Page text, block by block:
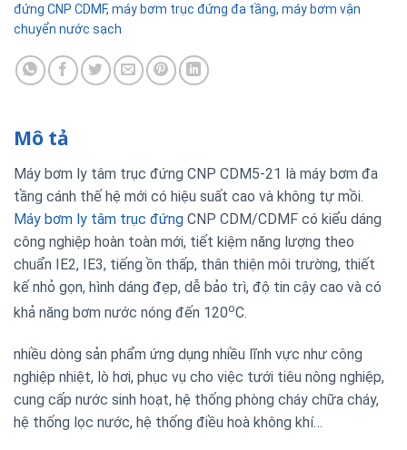
đứng CNP CDMF, máy bơm trục đứng đa tầng, máy bơm vận
chuyển nước sạch
Mô tả
Máy bơm ly tâm trục đứng CNP CDM5-21 là máy bơm đa
tầng cánh thế hệ mới có hiệu suất cao và không tự mồi.
Máy bơm ly tâm trục đứng CNP CDM/CDMF có kiểu dáng
công nghiệp hoàn toàn mới, tiết kiệm năng lượng theo
chuẩn IE2, IE3, tiếng ồn thấp, thân thiện môi trường, thiết
kế nhỏ gọn, hình dáng đẹp, dễ bảo trì, độ tin cậy cao và có
khả năng bơm nước nóng đến 120oC.
nhiều dòng sản phẩm ứng dụng nhiều lĩnh vực như công
nghiệp nhiệt, lò hơi, phục vụ cho việc tưới tiêu nông nghiệp,
cung cấp nước sinh hoạt, hệ thống phòng cháy chữa cháy,
hệ thống lọc nước, hệ thống điều hoà không khí…